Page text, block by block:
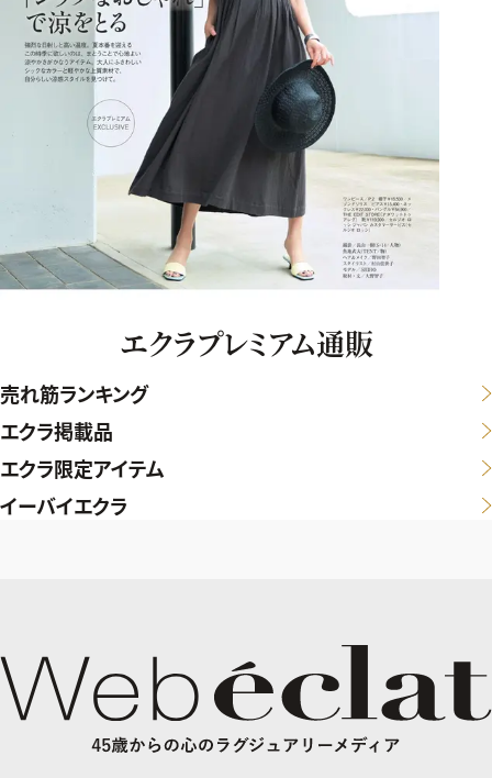
エクラプレミアム通販
売れ筋ランキング
エクラ掲載品
エクラ限定アイテム
イーバイエクラ